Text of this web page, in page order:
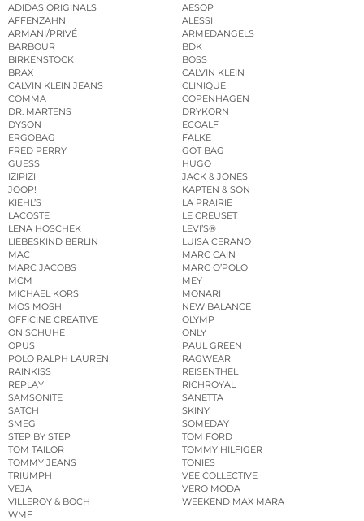
ADIDAS ORIGINALS
AESOP
AFFENZAHN
ALESSI
ARMANI/PRIVÉ
ARMEDANGELS
BARBOUR
BDK
BIRKENSTOCK
BOSS
BRAX
CALVIN KLEIN
CALVIN KLEIN JEANS
CLINIQUE
COMMA
COPENHAGEN
DR. MARTENS
DRYKORN
DYSON
ECOALF
ERGOBAG
FALKE
FRED PERRY
GOT BAG
GUESS
HUGO
IZIPIZI
JACK & JONES
JOOP!
KAPTEN & SON
KIEHL’S
LA PRAIRIE
LACOSTE
LE CREUSET
LENA HOSCHEK
LEVI’S®
LIEBESKIND BERLIN
LUISA CERANO
MAC
MARC CAIN
MARC JACOBS
MARC O’POLO
MCM
MEY
MICHAEL KORS
MONARI
MOS MOSH
NEW BALANCE
OFFICINE CREATIVE
OLYMP
ON SCHUHE
ONLY
OPUS
PAUL GREEN
POLO RALPH LAUREN
RAGWEAR
RAINKISS
REISENTHEL
REPLAY
RICHROYAL
SAMSONITE
SANETTA
SATCH
SKINY
SMEG
SOMEDAY
STEP BY STEP
TOM FORD
TOM TAILOR
TOMMY HILFIGER
TOMMY JEANS
TONIES
TRIUMPH
VEE COLLECTIVE
VEJA
VERO MODA
VILLEROY & BOCH
WEEKEND MAX MARA
WMF